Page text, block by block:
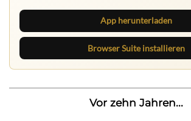
App herunterladen
Browser Suite installieren
Vor zehn Jahren...